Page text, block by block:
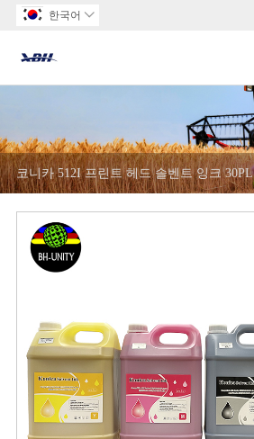
한국어 
코니카 512I 프린트 헤드 솔벤트 잉크 30PL